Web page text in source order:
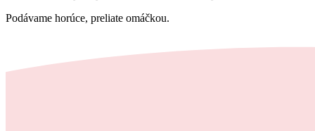
Podávame horúce, preliate omáčkou.